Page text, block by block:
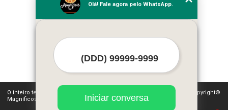
Missão
O inteiro teor deste site está sujeito à proteção de direitos autorais. Copyright©
Magníficos Pizza (Lei 9610 de 19/02/1998)
Olá! Fale agora pelo WhatsApp.
Iniciar conversa